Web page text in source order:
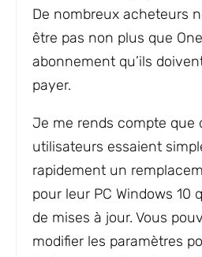
De nombreux acheteurs
être pas non plus que
abonnement qu’ils
payer.
Je me rends compte que
utilisateurs essaient
rapidement un
pour leur PC Windows 10
de mises à jour. Vous
modifier les paramètres